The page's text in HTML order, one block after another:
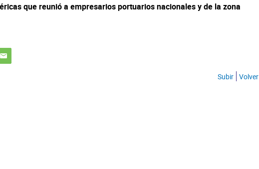
que reunió a empresarios portuarios nacionales y de la zona
Subir Volver